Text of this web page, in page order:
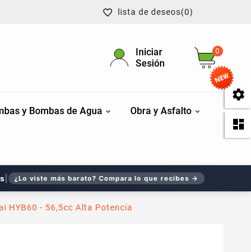


 lista de deseos(0)
Iniciar
Sesión
0
y Bombas de Agua Obra y Asfalto
¿Lo viste más barato? Compara lo que recibes →
HYB60 - 56,5cc Alta Potencia